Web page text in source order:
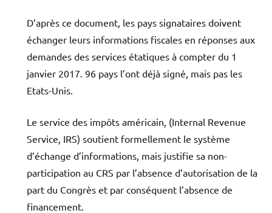
D’après ce document, les pays signataires doivent
échanger leurs informations fiscales en réponses aux
demandes des services étatiques à compter du 1
janvier 2017. 96 pays l’ont déjà signé, mais pas les
Etats-Unis.
Le service des impôts américain, (Internal Revenue
Service, IRS) soutient formellement le système
d’échange d’informations, mais justifie sa non-
participation au CRS par l’absence d’autorisation de la
part du Congrès et par conséquent l’absence de
financement.